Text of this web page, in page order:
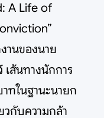
A Life of
านของนาย
เส้นทางนักการ
ทในฐานะนายก
กับความกล้า